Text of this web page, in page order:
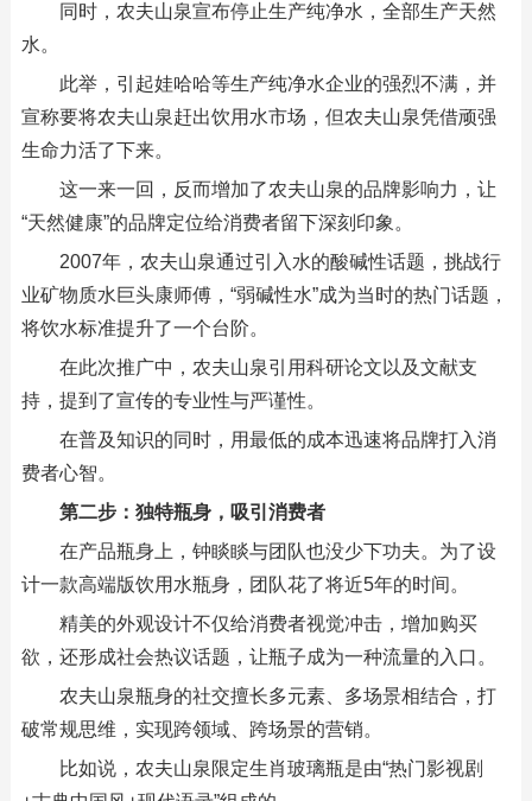
同时，农夫山泉宣布停止生产纯净水，全部生产天然
水。
此举，引起娃哈哈等生产纯净水企业的强烈不满，并
宣称要将农夫山泉赶出饮用水市场，但农夫山泉凭借顽强
生命力活了下来。
这一来一回，反而增加了农夫山泉的品牌影响力，让
“天然健康”的品牌定位给消费者留下深刻印象。
2007年，农夫山泉通过引入水的酸碱性话题，挑战行
业矿物质水巨头康师傅，“弱碱性水”成为当时的热门话题，
将饮水标准提升了一个台阶。
在此次推广中，农夫山泉引用科研论文以及文献支
持，提到了宣传的专业性与严谨性。
在普及知识的同时，用最低的成本迅速将品牌打入消
费者心智。
第二步：独特瓶身，吸引消费者
在产品瓶身上，钟睒睒与团队也没少下功夫。为了设
计一款高端版饮用水瓶身，团队花了将近5年的时间。
精美的外观设计不仅给消费者视觉冲击，增加购买
欲，还形成社会热议话题，让瓶子成为一种流量的入口。
农夫山泉瓶身的社交擅长多元素、多场景相结合，打
破常规思维，实现跨领域、跨场景的营销。
比如说，农夫山泉限定生肖玻璃瓶是由“热门影视剧